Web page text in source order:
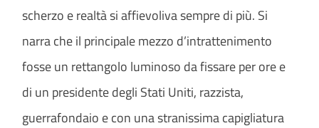
scherzo e realtà si affievoliva sempre di più. Si
narra che il principale mezzo d’intrattenimento
fosse un rettangolo luminoso da fissare per ore e
di un presidente degli Stati Uniti, razzista,
guerrafondaio e con una stranissima capigliatura